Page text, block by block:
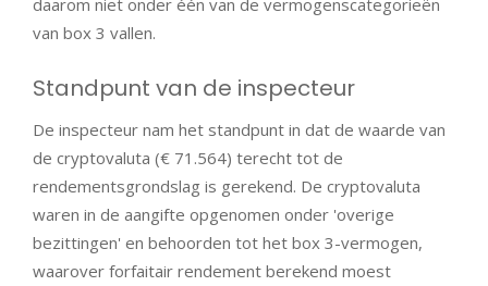
daarom niet onder één van de vermogenscategorieën
van box 3 vallen.
Standpunt van de inspecteur
De inspecteur nam het standpunt in dat de waarde van
de cryptovaluta (€ 71.564) terecht tot de
rendementsgrondslag is gerekend. De cryptovaluta
waren in de aangifte opgenomen onder 'overige
bezittingen' en behoorden tot het box 3-vermogen,
waarover forfaitair rendement berekend moest